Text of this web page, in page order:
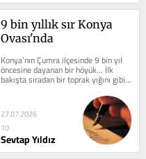
9 bin yıllık sır Konya
Ovası'nda
Konya’nın Çumra ilçesinde 9 bin yıl
öncesine dayanan bir höyük… İlk
bakışta sıradan bir toprak yığını gibi
görünebilir. Ama biraz...
27.07.2026
10
Sevtap Yıldız